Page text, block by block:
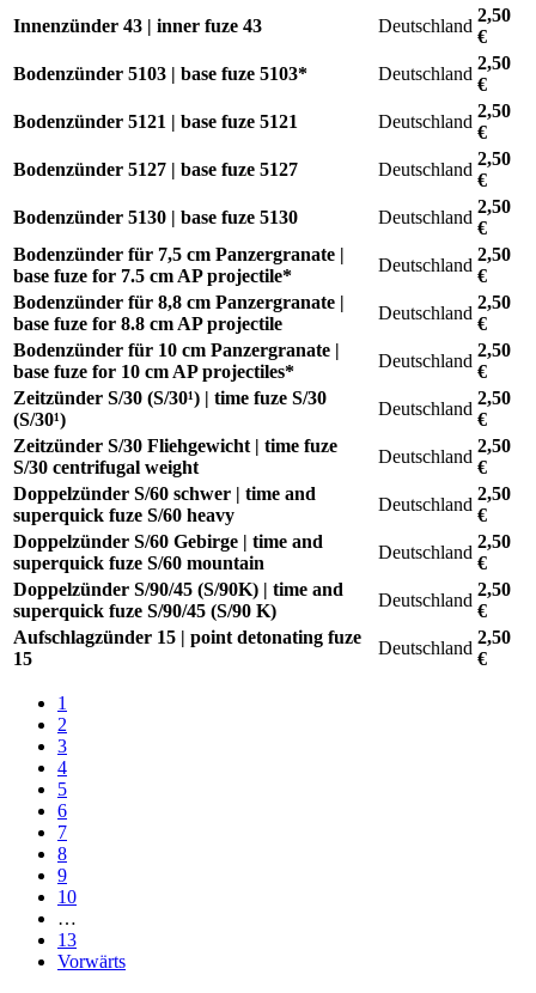
Innenzünder 43 | inner fuze 43
Deutschland
2,50
€
Bodenzünder 5103 | base fuze 5103*
Deutschland
2,50
€
Bodenzünder 5121 | base fuze 5121
Deutschland
2,50
€
Bodenzünder 5127 | base fuze 5127
Deutschland
2,50
€
Bodenzünder 5130 | base fuze 5130
Deutschland
2,50
€
Bodenzünder für 7,5 cm Panzergranate |
base fuze for 7.5 cm AP projectile*
Deutschland
2,50
€
Bodenzünder für 8,8 cm Panzergranate |
base fuze for 8.8 cm AP projectile
Deutschland
2,50
€
Bodenzünder für 10 cm Panzergranate |
base fuze for 10 cm AP projectiles*
Deutschland
2,50
€
Zeitzünder S/30 (S/30¹) | time fuze S/30
(S/30¹)
Deutschland
2,50
€
Zeitzünder S/30 Fliehgewicht | time fuze
S/30 centrifugal weight
Deutschland
2,50
€
Doppelzünder S/60 schwer | time and
superquick fuze S/60 heavy
Deutschland
2,50
€
Doppelzünder S/60 Gebirge | time and
superquick fuze S/60 mountain
Deutschland
2,50
€
Doppelzünder S/90/45 (S/90K) | time and
superquick fuze S/90/45 (S/90 K)
Deutschland
2,50
€
Aufschlagzünder 15 | point detonating fuze
15
Deutschland
2,50
€
1
2
3
4
5
6
7
8
9
10
…
13
Vorwärts